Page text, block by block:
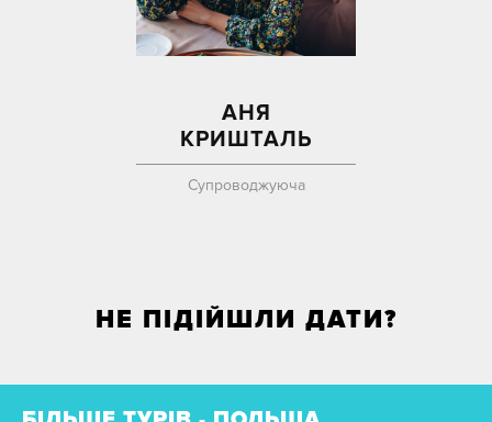
АНЯ
КРИШТАЛЬ
Супроводжуюча
НЕ ПІДІЙШЛИ ДАТИ?